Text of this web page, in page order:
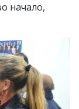
начало,